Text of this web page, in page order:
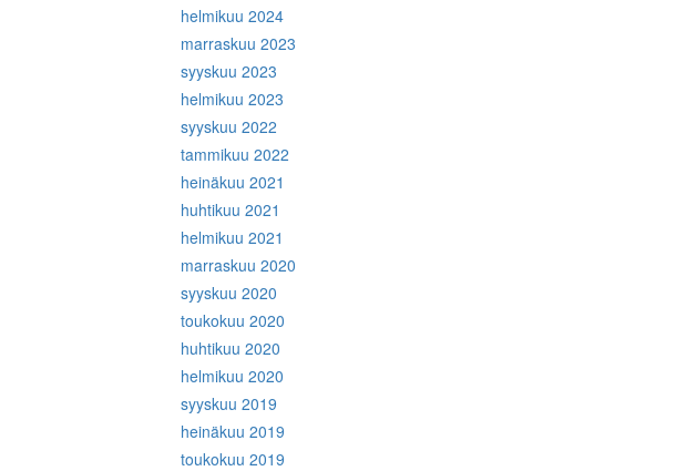
helmikuu 2024
marraskuu 2023
syyskuu 2023
helmikuu 2023
syyskuu 2022
tammikuu 2022
heinäkuu 2021
huhtikuu 2021
helmikuu 2021
marraskuu 2020
syyskuu 2020
toukokuu 2020
huhtikuu 2020
helmikuu 2020
syyskuu 2019
heinäkuu 2019
toukokuu 2019